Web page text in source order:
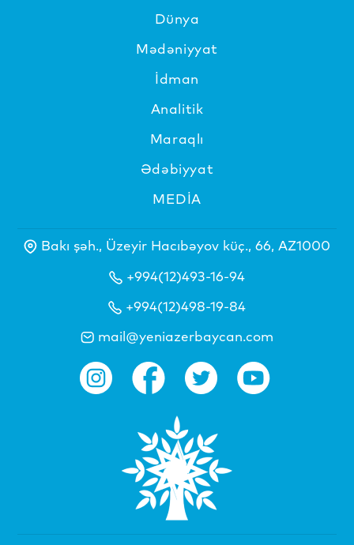
Dünya
Mədəniyyat
İdman
Analitik
Maraqlı
Ədəbiyyat
MEDİA
Bakı şəh., Üzeyir Hacıbəyov küç., 66, AZ1000
+994(12)493-16-94
+994(12)498-19-84
mail@yeniazerbaycan.com